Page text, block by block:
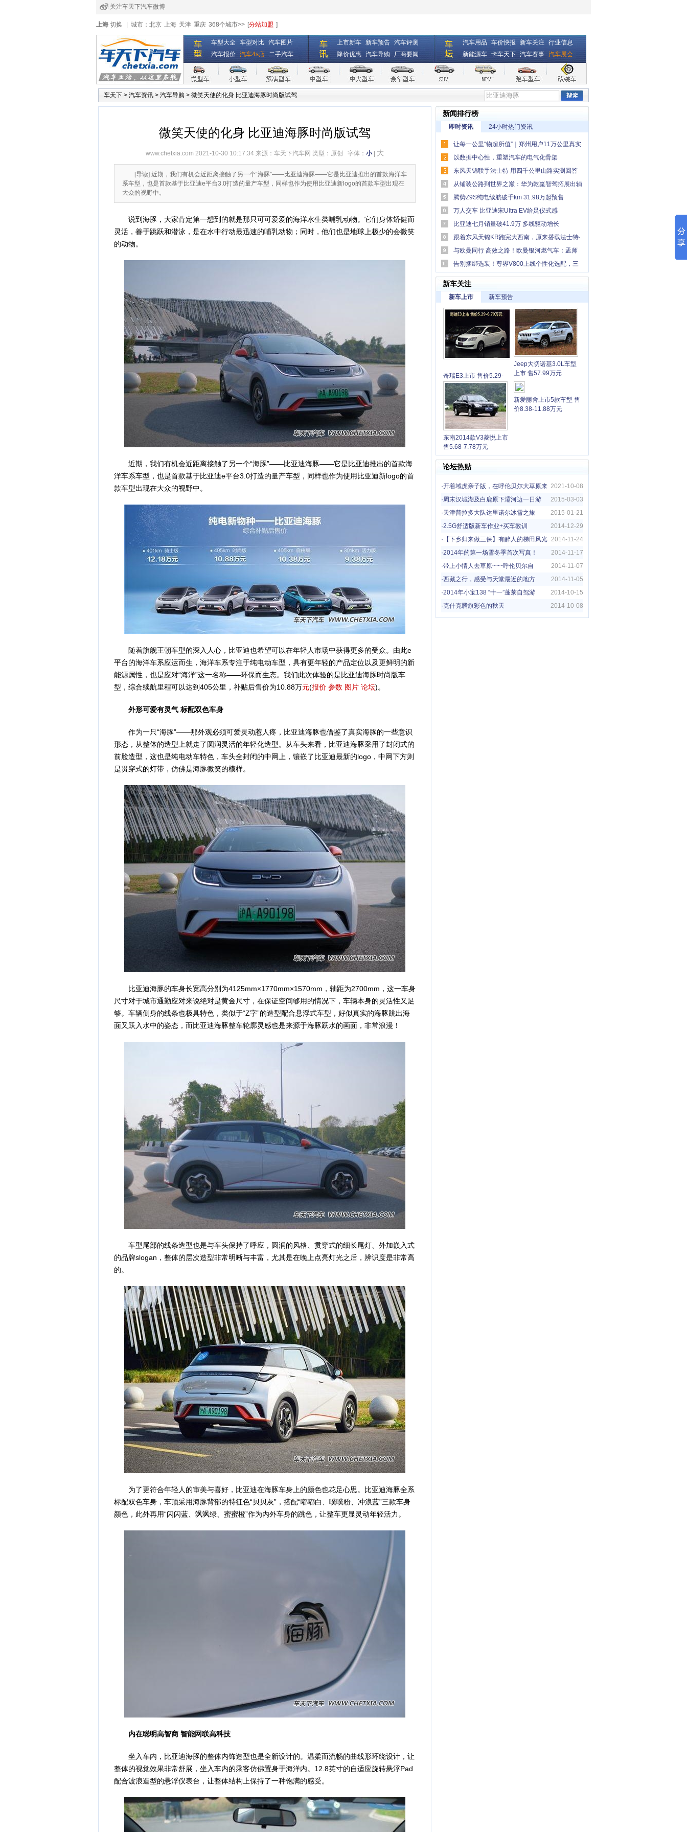
关注车天下汽车微博
经销商登录
注册 全国4s店
上海 切换 城市： 北京 上海 天津 重庆 368个城市>> [分站加盟 ]
车型大全 车型对比 汽车图片
汽车报价 汽车4s店 二手汽车
上市新车 新车预告 汽车评测
降价优惠 汽车导购 厂商要闻
汽车用品 车价快报 新车关注 行业信息
新能源车 卡车天下 汽车赛事 汽车展会
车天下 > 汽车资讯 > 汽车导购 > 微笑天使的化身 比亚迪海豚时尚版试驾
新闻排行榜
即时资讯 24小时热门资讯
让每一公里“物超所值”｜郑州用户11万公里真实
口碑，卡文小卡撑起一个家
以数据中心性，重塑汽车的电气化骨架
东风天锦联手法士特 用四千公里山路实测回答
何为“中卡创富优解”
从铺装公路到世界之巅：华为乾崑智驾拓展出辅
助驾驶“最后一公里”
腾势Z9S纯电续航破千km 31.98万起预售
万人交车 比亚迪宋Ultra EV给足仪式感
比亚迪七月销量破41.9万 多线驱动增长
跟着东风天锦KR跑完大西南，原来搭载法士特·
易行这么香！
与欧曼同行 高效之路！欧曼银河燃气车：孟师
傅跨省长途干线增收利器
告别捆绑选装！尊界V800上线个性化选配，三
大版本覆盖多元需求
新车关注
新车上市 新车预告
奇瑞E3上市 售价5.29-
6.79万元
Jeep大切诺基3.0L车型
上市 售57.99万元
东南2014款V3菱悦上市
售5.68-7.78万元
新爱丽舍上市5款车型 售
价8.38-11.88万元
论坛热贴
2021-10-08
·开着域虎亲子版，在呼伦贝尔大草原来
一场亲子旅行
2015-03-03
·周末汉城湖及白鹿原下灞河边一日游
2015-01-21
·天津普拉多大队达里诺尔冰雪之旅
2014-12-29
·2.5G舒适版新车作业+买车教训
2014-11-24
· 【下乡归来做三保】有醉人的梯田风光
哦
2014-11-17
·2014年的第一场雪冬季首次写真！
2014-11-07
·带上小情人去草原~~~呼伦贝尔自
驾！！！
2014-11-05
·西藏之行，感受与天堂最近的地方
2014-10-15
·2014年小宝138 “十一”蓬莱自驾游
2014-10-08
·克什克腾旗彩色的秋天
微笑天使的化身 比亚迪海豚时尚版试驾
www.chetxia.com 2021-10-30 10:17:34 来源： 车天下汽车网 类型：原创 字体： 小| 大
[导读] 近期，我们有机会近距离接触了另一个“海豚”——比亚迪海豚——它是比亚迪推出的首款海洋车
系车型，也是首款基于比亚迪e平台3.0打造的量产车型，同样也作为使用比亚迪新logo的首款车型出现在
大众的视野中。
说到海豚，大家肯定第一想到的就是那只可可爱爱的海洋水生类哺乳动物。它们身体矫健而
灵活，善于跳跃和潜泳，是在水中行动最迅速的哺乳动物；同时，他们也是地球上极少的会微笑
的动物。
近期，我们有机会近距离接触了另一个“海豚”——比亚迪海豚——它是比亚迪推出的首款海
洋车系车型，也是首款基于比亚迪e平台3.0打造的量产车型，同样也作为使用比亚迪新logo的首
款车型出现在大众的视野中。
随着旗舰王朝车型的深入人心，比亚迪也希望可以在年轻人市场中获得更多的受众。由此e
平台的海洋车系应运而生，海洋车系专注于纯电动车型，具有更年轻的产品定位以及更鲜明的新
能源属性，也是应对“海洋”这一名称——环保而生态。我们此次体验的是比亚迪海豚时尚版车
型，综合续航里程可以达到405公里，补贴后售价为10.88万元(报价 参数 图片 论坛)。
外形可爱有灵气 标配双色车身
作为一只“海豚”——那外观必须可爱灵动惹人疼，比亚迪海豚也借鉴了真实海豚的一些意识
形态，从整体的造型上就走了圆润灵活的年轻化造型。从车头来看，比亚迪海豚采用了封闭式的
前脸造型，这也是纯电动车特色，车头全封闭的中网上，镶嵌了比亚迪最新的logo，中网下方则
是贯穿式的灯带，仿佛是海豚微笑的模样。
比亚迪海豚的车身长宽高分别为4125mm×1770mm×1570mm，轴距为2700mm，这一车身
尺寸对于城市通勤应对来说绝对是黄金尺寸，在保证空间够用的情况下，车辆本身的灵活性又足
够。车辆侧身的线条也极具特色，类似于“Z字”的造型配合悬浮式车型，好似真实的海豚跳出海
面又跃入水中的姿态，而比亚迪海豚整车轮廓灵感也是来源于海豚跃水的画面，非常浪漫！
车型尾部的线条造型也是与车头保持了呼应，圆润的风格、贯穿式的细长尾灯、外加嵌入式
的品牌slogan，整体的层次造型非常明晰与丰富，尤其是在晚上点亮灯光之后，辨识度是非常高
的。
为了更符合年轻人的审美与喜好，比亚迪在海豚车身上的颜色也花足心思。比亚迪海豚全系
标配双色车身，车顶采用海豚背部的特征色“贝贝灰”，搭配“嘟嘟白、噗噗粉、冲浪蓝”三款车身
颜色，此外再用“闪闪蓝、飒飒绿、蜜蜜橙”作为内外车身的跳色，让整车更显灵动年轻活力。
内在聪明高智商 智能网联高科技
坐入车内，比亚迪海豚的整体内饰造型也是全新设计的。温柔而流畅的曲线形环绕设计，让
整体的视觉效果非常舒展，坐入车内的乘客仿佛置身于海洋内。12.8英寸的自适应旋转悬浮Pad
配合波浪造型的悬浮仪表台，让整体结构上保持了一种饱满的感受。